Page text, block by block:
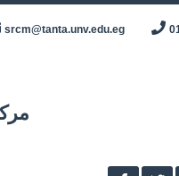
srcm@tanta.unv.edu.eg